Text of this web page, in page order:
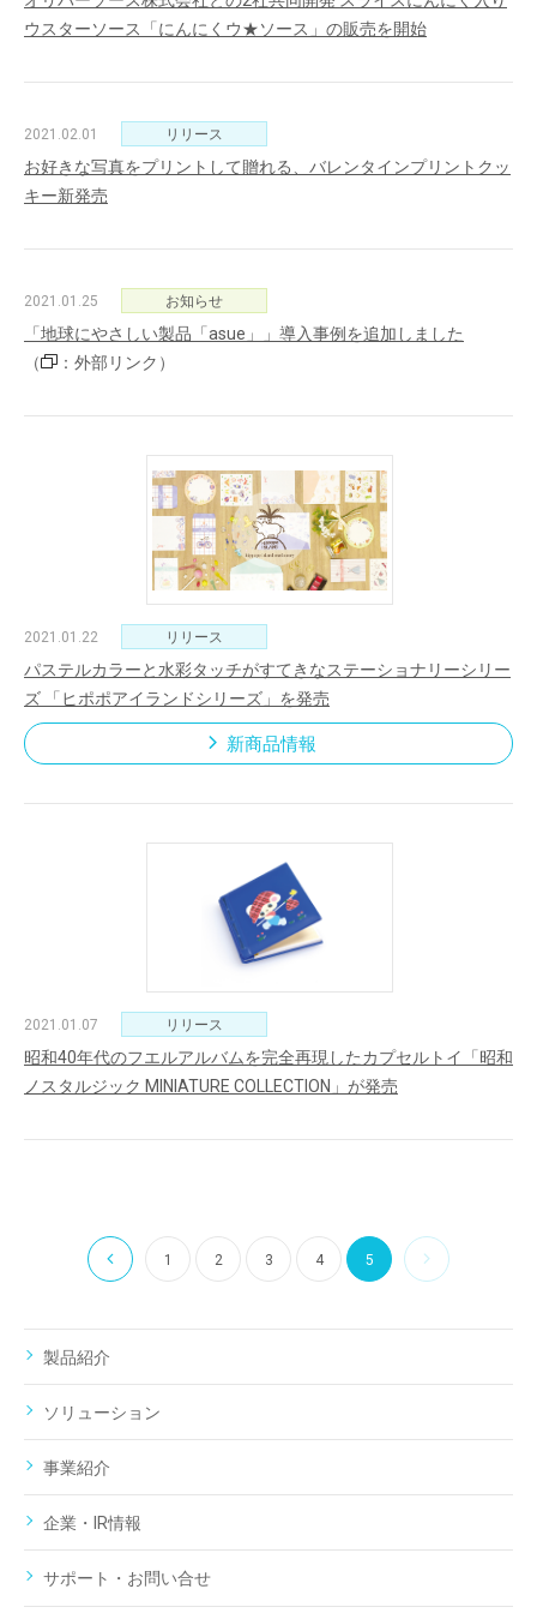
ウスターソース「にんにくウ★ソース」の販売を開始
2021.02.01 リリース
お好きな写真をプリントして贈れる、バレンタインプリントクッ
キー新発売
2021.01.25 お知らせ
「地球にやさしい製品「asue」」導入事例を追加しました
（
：外部リンク）
2021.01.22 リリース
パステルカラーと水彩タッチがすてきなステーショナリーシリー
ズ 「ヒポポアイランドシリーズ」を発売
新商品情報
2021.01.07 リリース
昭和40年代のフエルアルバムを完全再現したカプセルトイ「昭和
ノスタルジック MINIATURE COLLECTION」が発売
1 2 3 4 5
製品紹介
ソリューション
事業紹介
企業・IR情報
サポート・お問い合せ